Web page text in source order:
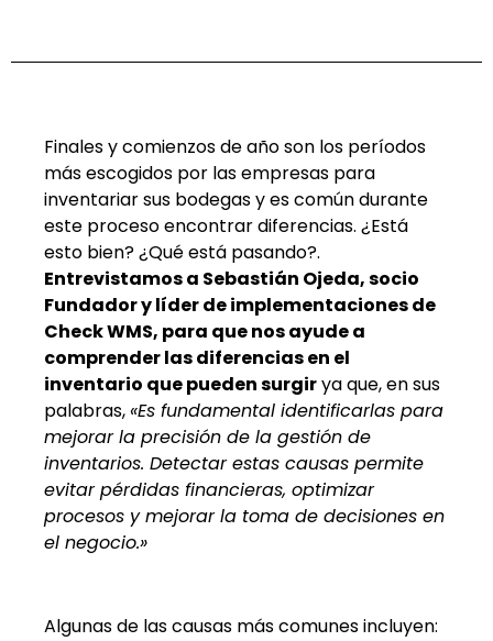
Finales y comienzos de año son los períodos
más escogidos por las empresas para
inventariar sus bodegas y es común durante
este proceso encontrar diferencias. ¿Está
esto bien? ¿Qué está pasando?.
Entrevistamos a Sebastián Ojeda, socio
Fundador y líder de implementaciones de
Check WMS, para que nos ayude a
comprender las diferencias en el
inventario que pueden surgirya que, en sus
palabras,«Es fundamental identificarlas para
mejorar la precisión de la gestión de
inventarios. Detectar estas causas permite
evitar pérdidas financieras, optimizar
procesos y mejorar la toma de decisiones en
el negocio.»
Algunas de las causas más comunes incluyen: